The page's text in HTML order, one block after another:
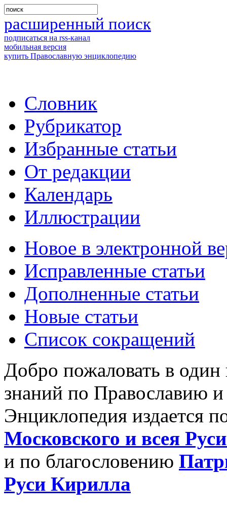
расширенный поиск
подписаться на rss-канал
мобильная версия
купить Православную энциклопедию
Словник
Рубрикатор
Избранные статьи
От редакции
Календарь
Иллюстрации
Новое в электронной
Исправленные статьи
Дополненные статьи
Новые статьи
Список сокращений
Добро пожаловать в
знаний по Православию
Энциклопедия издается
Московского и всея
и по благословению
Руси Кирилла